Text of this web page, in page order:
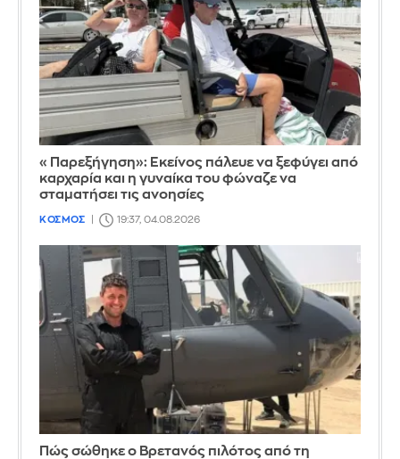
«Παρεξήγηση»: Εκείνος πάλευε να ξεφύγει από
καρχαρία και η γυναίκα του φώναζε να
σταματήσει τις ανοησίες
ΚΟΣΜΟΣ 19:37, 04.08.2026
Πώς σώθηκε ο Βρετανός πιλότος από τη